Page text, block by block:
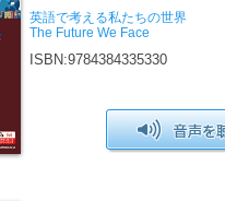
英語で考える私たちの世界
The Future We Face
ISBN:9784384335330